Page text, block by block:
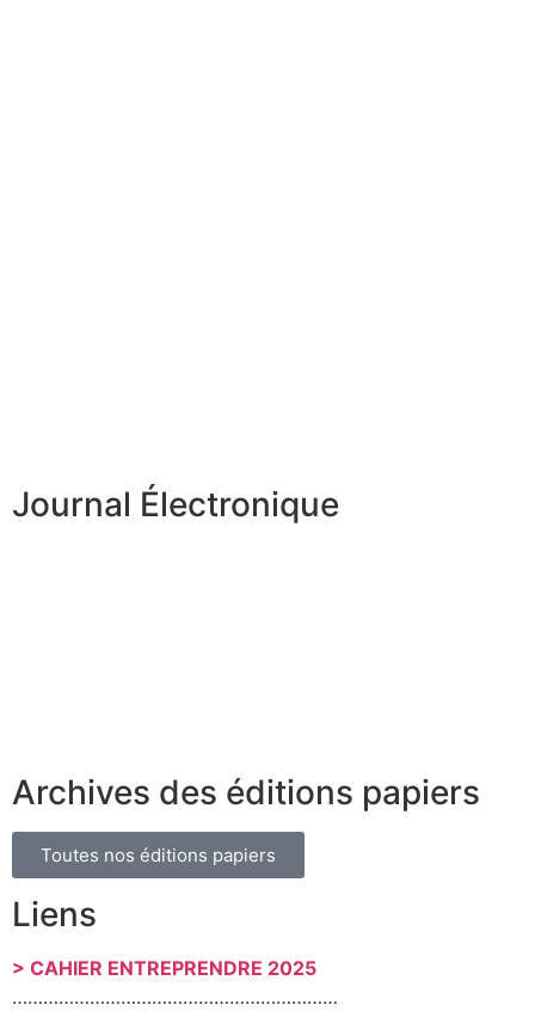
Journal Électronique
Archives des éditions papiers
Toutes nos éditions papiers
Liens
> CAHIER ENTREPRENDRE 2025
………………………………………………………